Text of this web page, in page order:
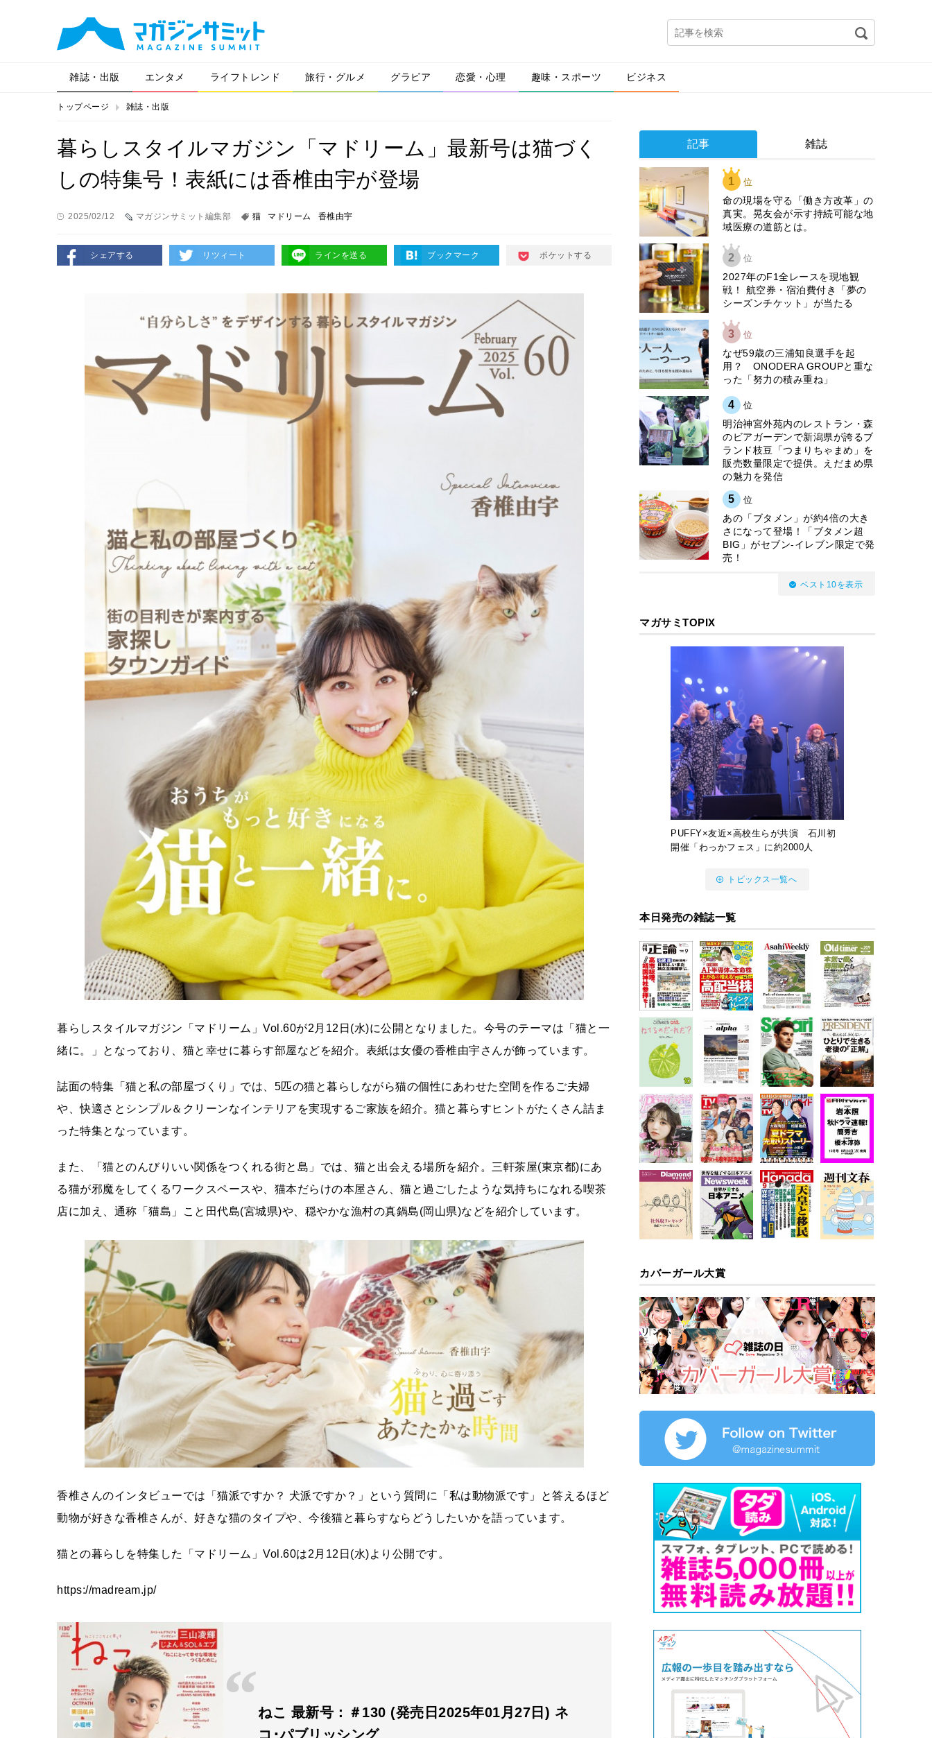
雑誌・出版 エンタメ ライフトレンド 旅行・グルメ グラビア 恋愛・心理 趣味・スポーツ ビジネス
トップページ 雑誌・出版
暮らしスタイルマガジン「マドリーム」最新号は猫づく
しの特集号！表紙には香椎由宇が登場
2025/02/12 マガジンサミット編集部 猫 マドリーム 香椎由宇
シェアする リツィート ラインを送る ブックマーク ポケットする
暮らしスタイルマガジン「マドリーム」Vol.60が2月12日(水)に公開となりました。今号のテーマは「猫と一
緒に。」となっており、猫と幸せに暮らす部屋などを紹介。表紙は女優の香椎由宇さんが飾っています。
誌面の特集「猫と私の部屋づくり」では、5匹の猫と暮らしながら猫の個性にあわせた空間を作るご夫婦
や、快適さとシンプル＆クリーンなインテリアを実現するご家族を紹介。猫と暮らすヒントがたくさん詰ま
った特集となっています。
また、「猫とのんびりいい関係をつくれる街と島」では、猫と出会える場所を紹介。三軒茶屋(東京都)にあ
る猫が邪魔をしてくるワークスペースや、猫本だらけの本屋さん、猫と過ごしたような気持ちになれる喫茶
店に加え、通称「猫島」こと田代島(宮城県)や、穏やかな漁村の真鍋島(岡山県)などを紹介しています。
香椎さんのインタビューでは「猫派ですか？ 犬派ですか？」という質問に「私は動物派です」と答えるほど
動物が好きな香椎さんが、好きな猫のタイプや、今後猫と暮らすならどうしたいかを語っています。
猫との暮らしを特集した「マドリーム」Vol.60は2月12日(水)より公開です。
https://madream.jp/
ねこ 最新号：＃130 (発売日2025年01月27日) ネ
コ･パブリッシング
記事 雑誌
1 位
​命の現場を守る「働き方改革」の
真実。晃友会が示す持続可能な地
域医療の道筋とは。
2 位
2027年のF1全レースを現地観
戦！ 航空券・宿泊費付き「夢の
シーズンチケット」が当たる
3 位
なぜ59歳の三浦知良選手を起
用？ ONODERA GROUPと重な
った「努力の積み重ね」
4 位
明治神宮外苑内のレストラン・森
のビアガーデンで新潟県が誇るブ
ランド枝豆「つまりちゃまめ」を
販売数量限定で提供。えだまめ県
の魅力を発信
5 位
あの「ブタメン」が約4倍の大き
さになって登場！「ブタメン超
BIG」がセブン‐イレブン限定で発
売！
ベスト10を表示
マガサミTOPIX
PUFFY×友近×高校生らが共演 石川初
開催「わっかフェス」に約2000人
トピックス一覧へ
本日発売の雑誌一覧
カバーガール大賞